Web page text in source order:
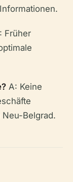
Früher
A: Keine
Belgrad.